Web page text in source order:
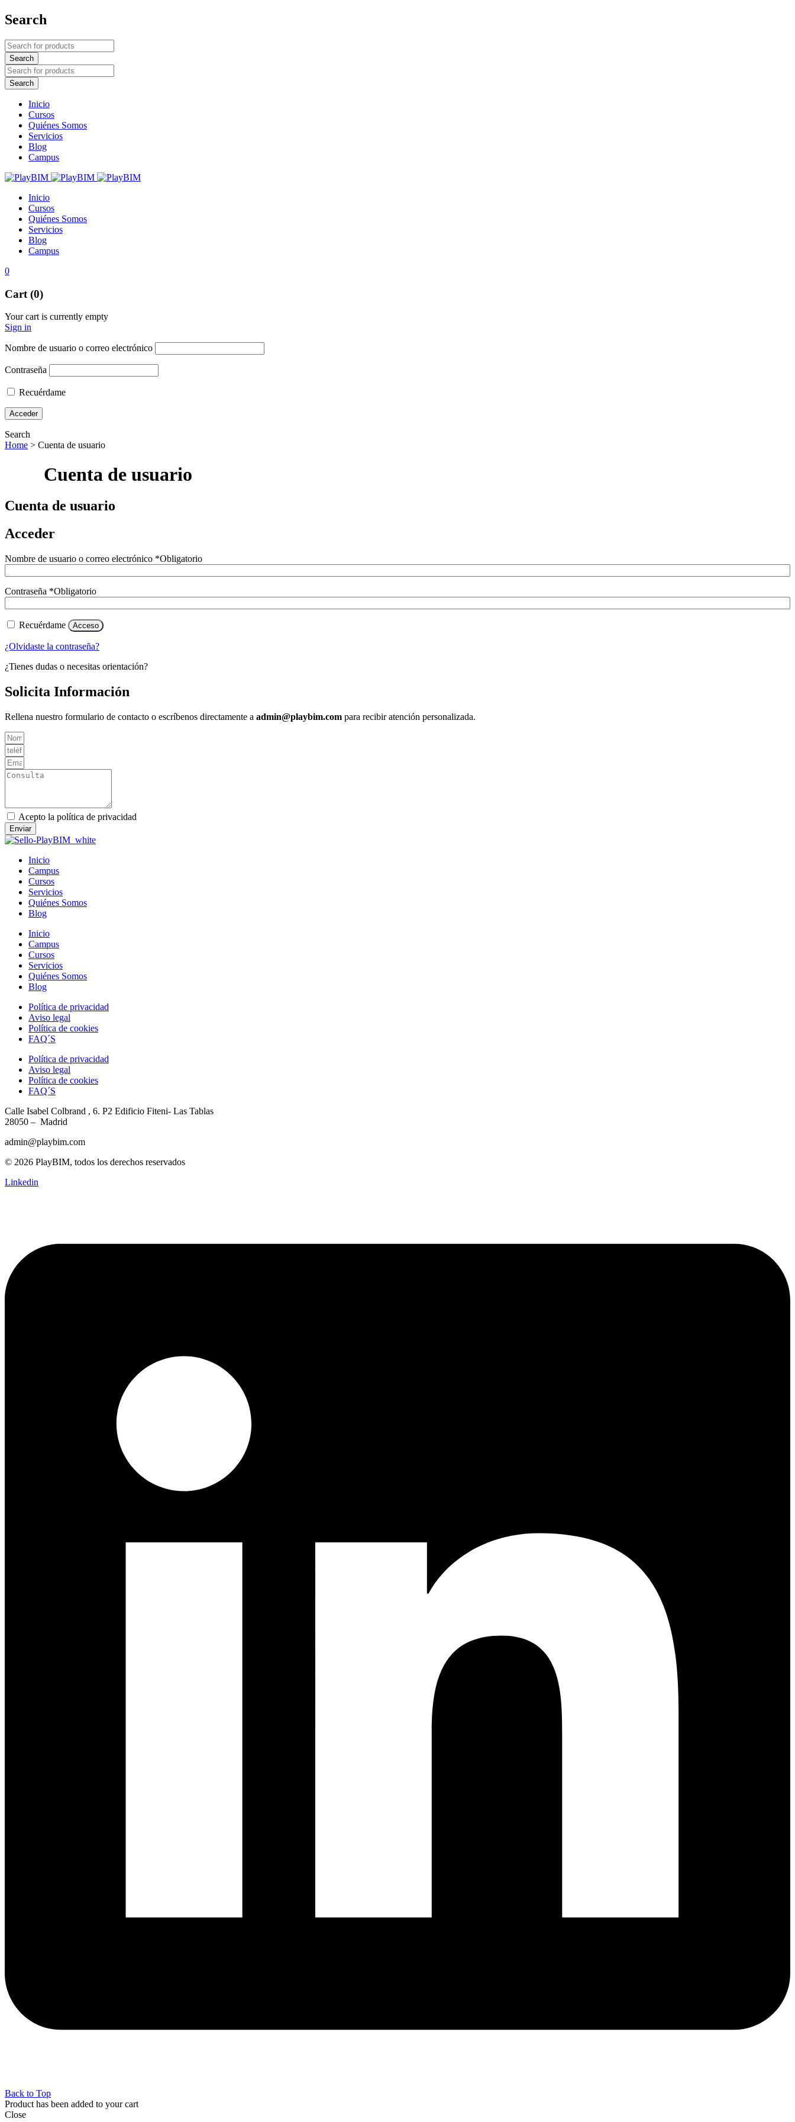
Search
Inicio
Cursos
Quiénes Somos
Servicios
Blog
Campus
Inicio
Cursos
Quiénes Somos
Servicios
Blog
Campus
0
Cart (0)
Your cart is currently empty
Sign in
Nombre de usuario o correo electrónico
Contraseña
Recuérdame
Search
Home > Cuenta de usuario
Cuenta de usuario
Cuenta de usuario
Acceder
Nombre de usuario o correo electrónico *Obligatorio
Contraseña *Obligatorio
Recuérdame Acceso
¿Olvidaste la contraseña?
¿Tienes dudas o necesitas orientación?
Solicita Información
Rellena nuestro formulario de contacto o escríbenos directamente a admin@playbim.com para recibir atención personalizada.
Acepto la política de privacidad
Enviar
Inicio
Campus
Cursos
Servicios
Quiénes Somos
Blog
Inicio
Campus
Cursos
Servicios
Quiénes Somos
Blog
Política de privacidad
Aviso legal
Política de cookies
FAQ´S
Política de privacidad
Aviso legal
Política de cookies
FAQ´S
Calle Isabel Colbrand , 6. P2 Edificio Fiteni- Las Tablas
28050 – Madrid
admin@playbim.com
© 2026 PlayBIM, todos los derechos reservados
Linkedin
Back to Top
Product has been added to your cart
Close